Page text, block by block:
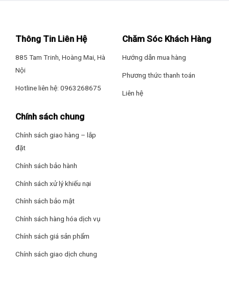
đen sang trọng, tạo điểm nhấn cho căn bếp
Hút đẩy trực tiếp bằng ống thoát khí có đường kính 11.5 cm,
xử lý được lượng khói lớn.
Thông Tin Liên Hệ
885 Tam Trinh, Hoàng Mai, Hà
Nội
Hotline liên hệ: 0963268675
Chăm Sóc Khách Hàng
Hướng dẫn mua hàng
Phương thức thanh toán
Liên hệ
Chính sách chung
Chính sách giao hàng – lắp
đặt
Chính sách bảo hành
Chính sách xử lý khiếu nại
Chính sách bảo mật
Chính sách hàng hóa dịch vụ
Chính sách giá sản phẩm
Chính sách giao dịch chung